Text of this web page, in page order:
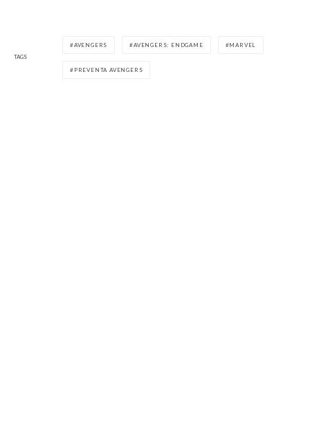
TAGS
AVENGERS AVENGERS: ENDGAME MARVEL
PREVENTA AVENGERS